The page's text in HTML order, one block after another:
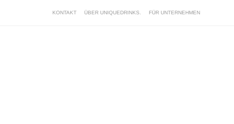
KONTAKT ÜBER UNIQUEDRINKS. FÜR UNTERNEHMEN